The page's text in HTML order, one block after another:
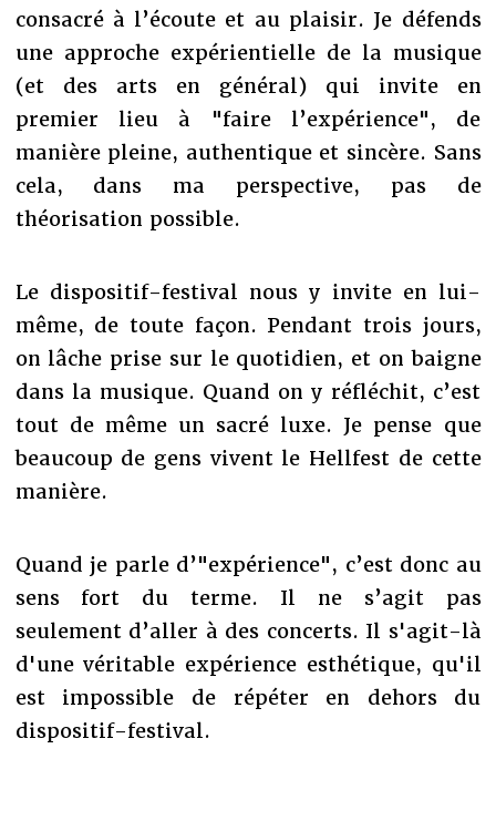
consacré à l’écoute et au plaisir. Je défends
une approche expérientielle de la musique
(et des arts en général) qui invite en
premier lieu à "faire l’expérience", de
manière pleine, authentique et sincère. Sans
cela, dans ma perspective, pas de
théorisation possible.
Le dispositif-festival nous y invite en lui-
même, de toute façon. Pendant trois jours,
on lâche prise sur le quotidien, et on baigne
dans la musique. Quand on y réfléchit, c’est
tout de même un sacré luxe. Je pense que
beaucoup de gens vivent le Hellfest de cette
manière.
Quand je parle d’"expérience", c’est donc au
sens fort du terme. Il ne s’agit pas
seulement d’aller à des concerts. Il s'agit-là
d'une véritable expérience esthétique, qu'il
est impossible de répéter en dehors du
dispositif-festival.